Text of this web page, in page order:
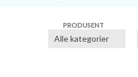
PRODUSENT